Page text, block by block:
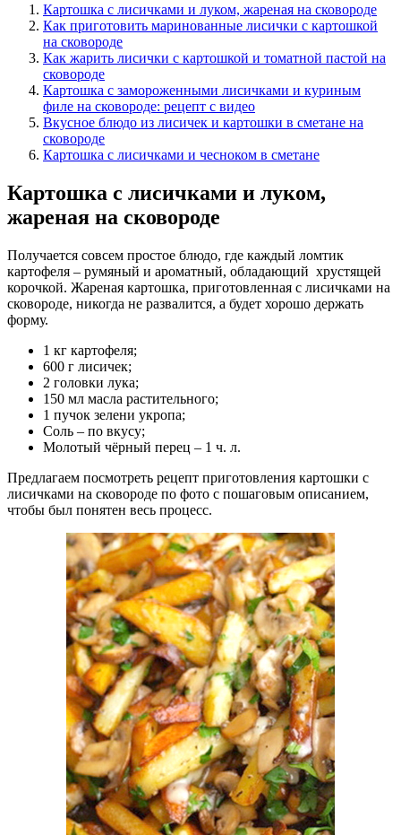
Картошка с лисичками и луком, жареная на сковороде
Как приготовить маринованные лисички с картошкой
на сковороде
Как жарить лисички с картошкой и томатной пастой на
сковороде
Картошка с замороженными лисичками и куриным
филе на сковороде: рецепт с видео
Вкусное блюдо из лисичек и картошки в сметане на
сковороде
Картошка с лисичками и чесноком в сметане
Картошка с лисичками и луком,
жареная на сковороде
Получается совсем простое блюдо, где каждый ломтик
картофеля – румяный и ароматный, обладающий хрустящей
корочкой. Жареная картошка, приготовленная с лисичками на
сковороде, никогда не развалится, а будет хорошо держать
форму.
1 кг картофеля;
600 г лисичек;
2 головки лука;
150 мл масла растительного;
1 пучок зелени укропа;
Соль – по вкусу;
Молотый чёрный перец – 1 ч. л.
Предлагаем посмотреть рецепт приготовления картошки с
лисичками на сковороде по фото с пошаговым описанием,
чтобы был понятен весь процесс.